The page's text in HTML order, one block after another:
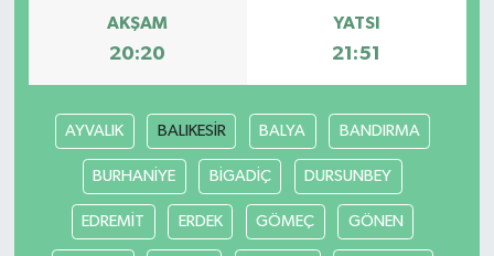
AKŞAM
20:20
YATSI
21:51
AYVALIK BALIKESİR BALYA BANDIRMA
BURHANİYE BİGADİÇ DURSUNBEY
EDREMİT ERDEK GÖMEÇ GÖNEN